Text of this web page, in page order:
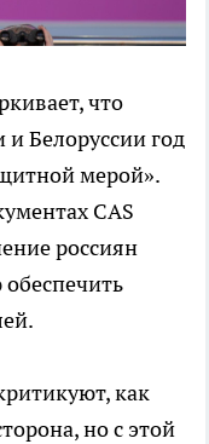
что
и Белоруссии год
мерой».
CAS
россиян
как
но с этой